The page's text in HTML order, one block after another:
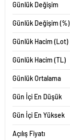
Günlük Değişim
Günlük Değişim (%)
Günlük Hacim (Lot)
Günlük Hacim (TL)
Günlük Ortalama
Gün İçi En Düşük
Gün İçi En Yüksek
Açılış Fiyatı